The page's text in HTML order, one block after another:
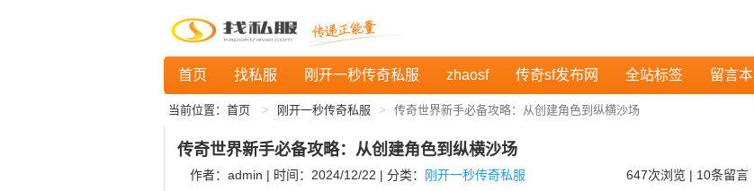
首页 找私服 刚开一秒传奇私服 zhaosf 传奇sf发布网 全站标签 留言本
当前位置： 首页 刚开一秒传奇私服 传奇世界新手必备攻略：从创建角色到纵横沙场
传奇世界新手必备攻略：从创建角色到纵横沙场
作者：admin | 时间：2024/12/22 | 分类： 刚开一秒传奇私服 647次浏览 | 10条留言